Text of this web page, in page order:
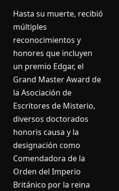
Hasta su muerte, recibió
múltiples
reconocimientos y
honores que incluyen
un premio Edgar, el
Grand Master Award de
la Asociación de
Escritores de Misterio,
diversos doctorados
honoris causa y la
designación como
Comendadora de la
Orden del Imperio
Británico por la reina